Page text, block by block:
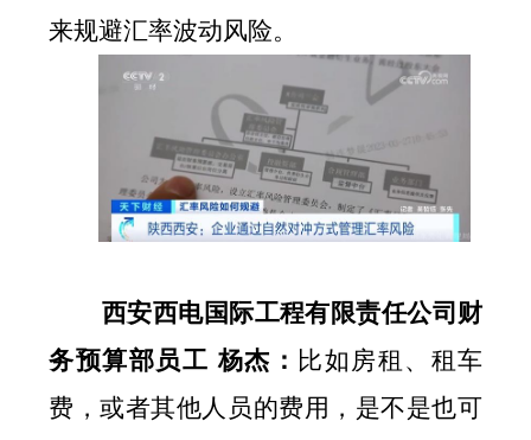
来规避汇率波动风险。
西安西电国际工程有限责任公司财
务预算部员工 杨杰： 比如房租、租车
费，或者其他人员的费用，是不是也可